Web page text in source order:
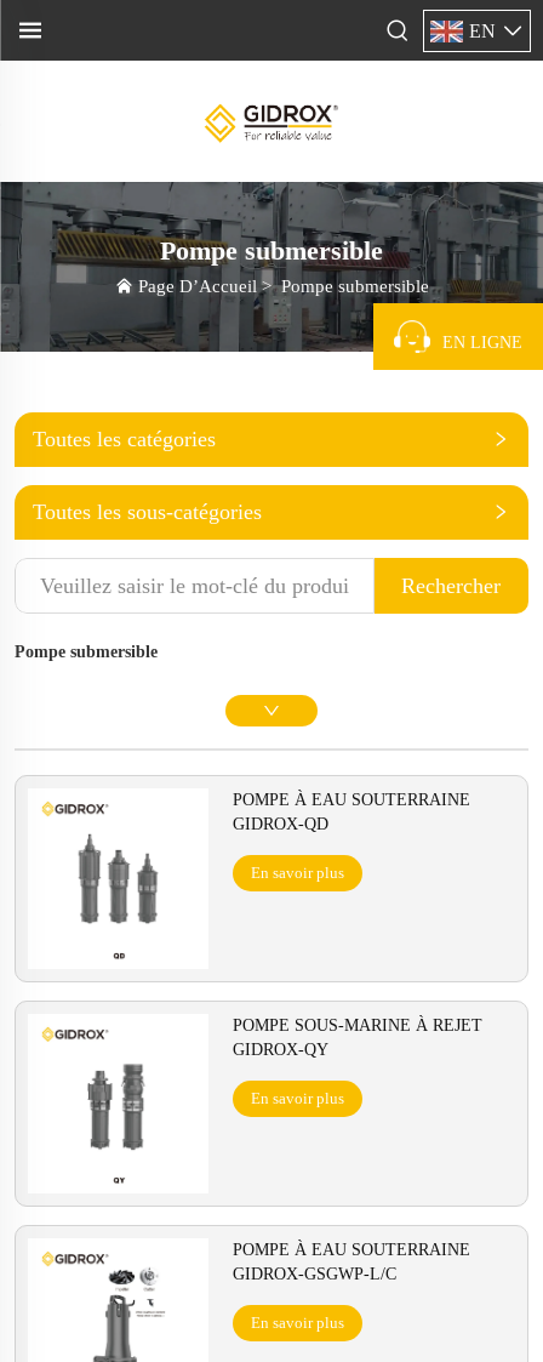
EN
Pompe submersible
Page D’Accueil >Pompe submersible
Toutes les catégories
Toutes les sous-catégories
Rechercher
Pompe submersible
POMPE À EAU SOUTERRAINE
GIDROX-QD
En savoir plus
POMPE SOUS-MARINE À REJET
GIDROX-QY
En savoir plus
POMPE À EAU SOUTERRAINE
GIDROX-GSGWP-L/C
En savoir plus
EN LIGNE